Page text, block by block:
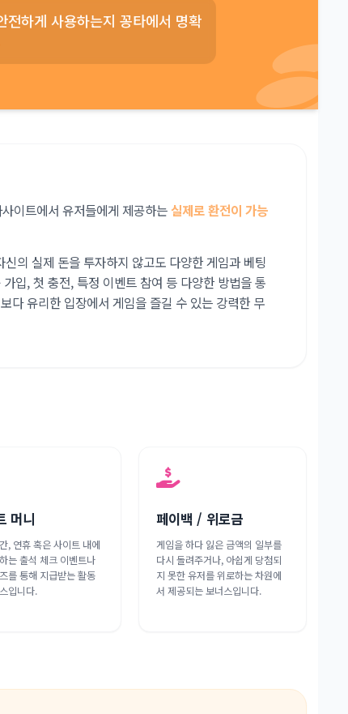
하게 사용하는지 꽁타에서 명확
이트에서 유저들에게 제공하는 실제로 환전이 가능
의 실제 돈을 투자하지 않고도 다양한 게임과 베팅
입, 첫 충전, 특정 이벤트 참여 등 다양한 방법을 통
다 유리한 입장에서 게임을 즐길 수 있는 강력한 무
머니
, 연휴 혹은 사이트 내에
는 출석 체크 이벤트나
를 통해 지급받는 활동
입니다.
페이백 / 위로금
게임을 하다 잃은 금액의 일부를
다시 돌려주거나, 아쉽게 당첨되
지 못한 유저를 위로하는 차원에
서 제공되는 보너스입니다.